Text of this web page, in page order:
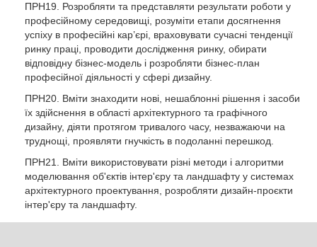
ПРН19. Розробляти та представляти результати роботи у
професійному середовищі, розуміти етапи досягнення
успіху в професійні кар’єрі, враховувати сучасні тенденції
ринку праці, проводити дослідження ринку, обирати
відповідну бізнес-модель і розробляти бізнес-план
професійної діяльності у сфері дизайну.
ПРН20. Вміти знаходити нові, нешаблонні рішення і засоби
їх здійснення в області архітектурного та графічного
дизайну, діяти протягом тривалого часу, незважаючи на
труднощі, проявляти гнучкість в подоланні перешкод.
ПРН21. Вміти використовувати різні методи і алгоритми
моделювання об'єктів інтер'єру та ландшафту у системах
архітектурного проектування, розробляти дизайн-проєкти
інтер'єру та ландшафту.